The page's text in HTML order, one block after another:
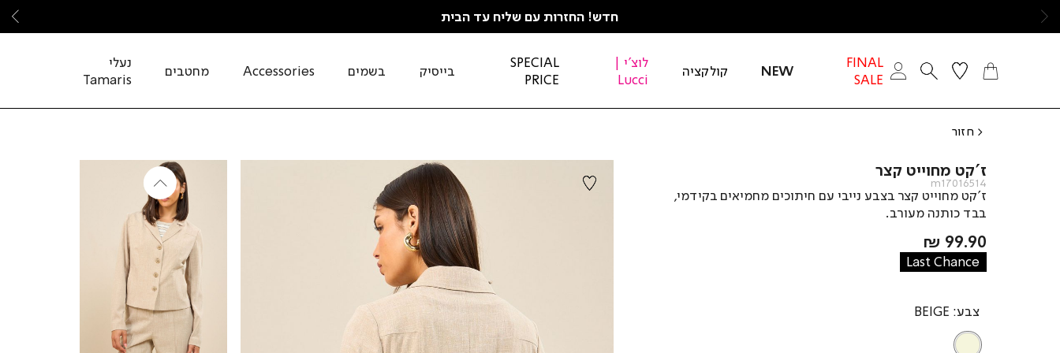
חדש! החזרות עם שליח עד הבית
FINAL
SALE
NEW קולקציה
לוצ'י |
Lucci
SPECIAL
PRICE
בייסיק בשמים Accessories מחטבים
נעלי
Tamaris
חזור
ז’קט מחוייט קצר
m17016514
ז’קט מחוייט קצר בצבע נייבי עם חיתוכים מחמיאים בקידמי,
בבד כותנה מעורב.
מחיר
מוצר
99.90 ₪
Last Chance
צבע BEIGE
BEIGE